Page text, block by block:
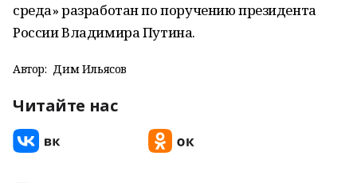
среда» разработан по поручению президента
России Владимира Путина.
Автор: Дим Ильясов
Читайте нас